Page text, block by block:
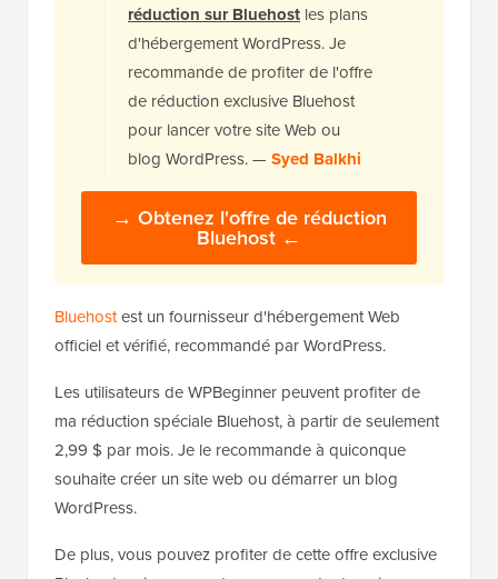
réduction sur Bluehost les plans
d'hébergement WordPress. Je
recommande de profiter de l'offre
de réduction exclusive Bluehost
pour lancer votre site Web ou
blog WordPress. — Syed Balkhi
→ Obtenez l'offre de réduction
Bluehost ←
Bluehostest un fournisseur d'hébergement Web
officiel et vérifié, recommandé par WordPress.
Les utilisateurs de WPBeginner peuvent profiter de
ma réduction spéciale Bluehost, à partir de seulement
2,99 $ par mois. Je le recommande à quiconque
souhaite créer un site web ou démarrer un blog
WordPress.
De plus, vous pouvez profiter de cette offre exclusive